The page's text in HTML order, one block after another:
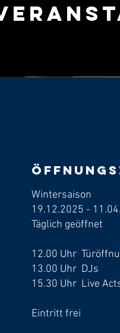
Wintersaison
19.12.2025 -
​Täglich geöffnet
12.00 Uhr
13.00 Uhr DJs
15.30 Uhr Live
Eintritt frei